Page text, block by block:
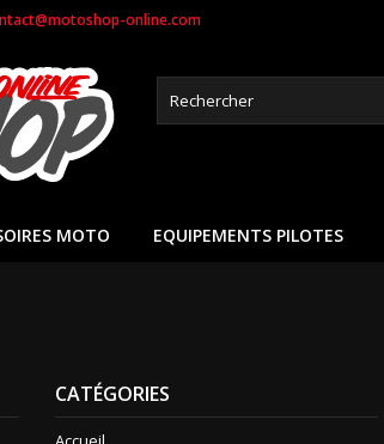
online.com
MOTO EQUIPEMENTS PILOTES
CATÉGORIES